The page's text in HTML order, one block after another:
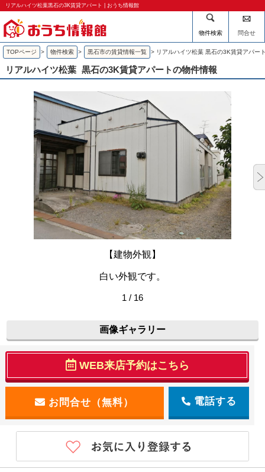
リアルハイツ松葉黒石の3K賃貸アパート | おうち情報館
物件検索 問合せ
TOPページ > 物件検索 > 黒石市の賃貸情報一覧 > リアルハイツ松葉 黒石の3K賃貸アパー
リアルハイツ松葉 黒石の3K賃貸アパートの物件情報
【建物外観】
白い外観です。
1 / 16
画像ギャラリー
WEB来店予約はこちら
電話する